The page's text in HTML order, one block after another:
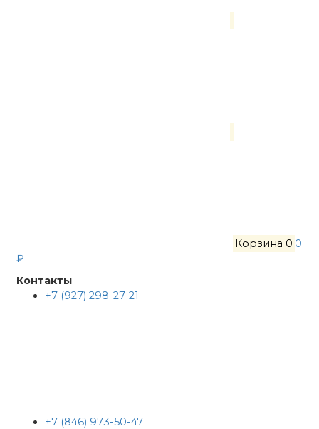
Корзина 0 0
₽
Контакты
+7 (927) 298-27-21
+7 (846) 973-50-47